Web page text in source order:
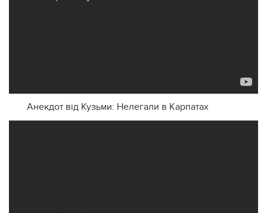
Анекдот від Кузьми: Нелегали в Карпатах